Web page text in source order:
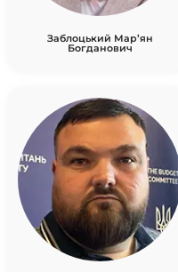
Заблоцький Мар’ян
Богданович